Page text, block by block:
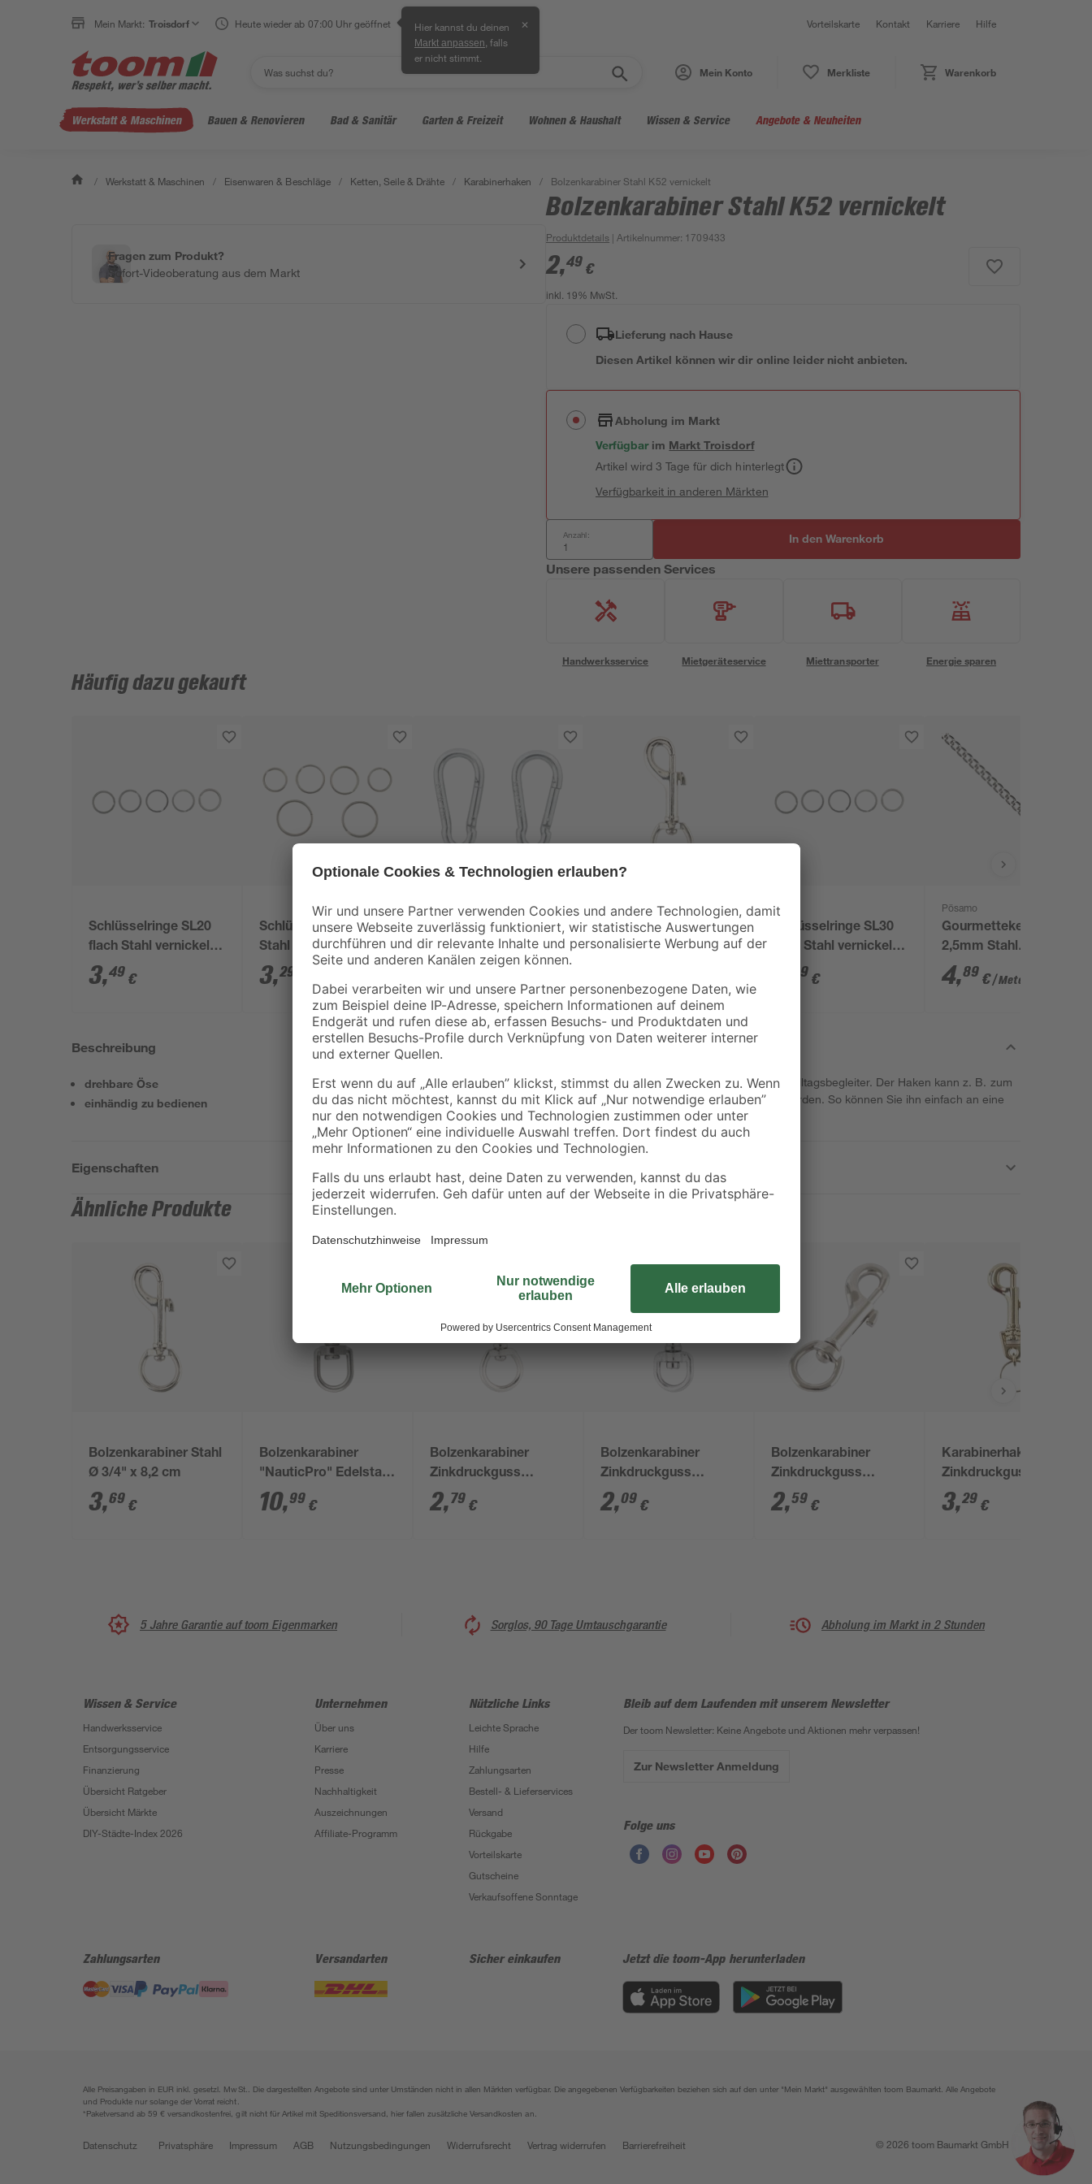
Mein Markt: Troisdorf Heute wieder ab 07:00 Uhr geöffnet Hier kannst du deinen
Markt anpassen , falls
er nicht stimmt.
✕ Vorteilskarte Kontakt Karriere Hilfe
Mein Konto Merkliste Warenkorb
Werkstatt & Maschinen Bauen & Renovieren Bad & Sanitär Garten & Freizeit Wohnen & Haushalt Wissen & Service Angebote & Neuheiten
/ Werkstatt & Maschinen / Eisenwaren & Beschläge / Ketten, Seile & Drähte / Karabinerhaken / Bolzenkarabiner Stahl K52 vernickelt
Fragen zum Produkt?
Sofort-Videoberatung aus dem Markt
Bolzenkarabiner Stahl K52 vernickelt
Produktdetails | Artikelnummer: 1709433
2,49 €
inkl. 19% MwSt.
Lieferung nach Hause
Diesen Artikel können wir dir online leider nicht anbieten.
Abholung im Markt
Verfügbar im MarktTroisdorf
Artikel wird 3 Tage für dich hinterlegt
Verfügbarkeit in anderen Märkten
Anzahl: In den Warenkorb
Unsere passenden Services
Handwerksservice Mietgeräteservice Miettransporter Energie sparen
Häufig dazu gekauft
Schlüsselringe SL20
flach Stahl vernickelt
5 Stück
3,49 €
Schlüsselringeset
Stahl vernickelt 6-tlg.
3,29
Karabinerhaken Stahl
verzinkt Ø 4 x 40 mm
3
Bolzenkarabiner Stahl
Ø 3/4" x 8,2 cm
Schlüsselringe SL30
flach Stahl vernickelt
5 Stück
39 €
Pösamo
Gourmettekette Ø
2,5mm Stahl
vernickelt
4,89 €/ Meter
Beschreibung
drehbare Öse
einhändig zu bedienen
Der Bolzenkarabiner ist ein praktischer kleiner Alltagsbegleiter. Der Haken kann z. B. zum
Verstauen des Haustürschlüssels verwendet werden. So können Sie ihn einfach an eine
Gürtelschlaufe der Hose hängen.
Eigenschaften
Ähnliche Produkte
Bolzenkarabiner Stahl
Ø 3/4" x 8,2 cm
3,69 €
Bolzenkarabiner
"NauticPro" Edelstahl
87 mm
10,99 €
Bolzenkarabiner
Zinkdruckguss
vernickelt 82 mm
2,79 €
Bolzenkarabiner
Zinkdruckguss
vernickelt 52 mm
2,09 €
Bolzenkarabiner
Zinkdruckguss
vernickelt 78 mm
2,59 €
Karabinerhaken
Zinkdruckguss
vernickelt
3,29 €
5 Jahre Garantie auf toom Eigenmarken Sorglos, 90 Tage Umtauschgarantie Abholung im Markt in 2 Stunden
Wissen & Service
Handwerksservice
Entsorgungsservice
Finanzierung
Übersicht Ratgeber
Übersicht Märkte
DIY-Städte-Index 2026
Unternehmen
Über uns
Karriere
Presse
Nachhaltigkeit
Auszeichnungen
Affiliate-Programm
Nützliche Links
Leichte Sprache
Hilfe
Zahlungsarten
Bestell- & Lieferservices
Versand
Rückgabe
Vorteilskarte
Gutscheine
Verkaufsoffene Sonntage
Bleib auf dem Laufenden mit unserem Newsletter
Der toom Newsletter: Keine Angebote und Aktionen mehr verpassen!
Zur Newsletter Anmeldung
Folge uns
Zahlungsarten Versandarten Sicher einkaufen Jetzt die toom-App herunterladen
Alle Preisangaben in EUR inkl. gesetzl. MwSt.. Die dargestellten Angebote sind unter Umständen nicht in allen Märkten verfügbar. Die angegebenen Verfügbarkeiten beziehen sich auf den unter "Mein Markt" ausgewählten toom Baumarkt. Alle Angebote
und Produkte nur solange der Vorrat reicht.
*Paketversand ab 59 € versandkostenfrei, gilt nicht für Artikel mit Speditionsversand, hier fallen zusätzliche Versandkosten an.
Datenschutz Privatsphäre Impressum AGB Nutzungsbedingungen Widerrufsrecht Vertrag widerrufen Barrierefreiheit © 2026 toom Baumarkt GmbH